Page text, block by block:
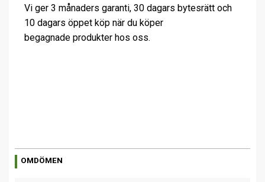
Vi ger 3 månaders garanti, 30 dagars bytesrätt och
10 dagars öppet köp när du köper
begagnade produkter hos oss.
OMDÖMEN